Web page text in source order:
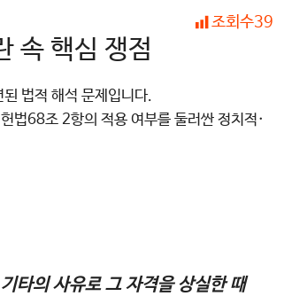
조회수39
속 핵심 쟁점
된 법적 해석 문제입니다.
법68조 2항의 적용 여부를 둘러싼 정치적·
타의 사유로 그 자격을 상실한 때